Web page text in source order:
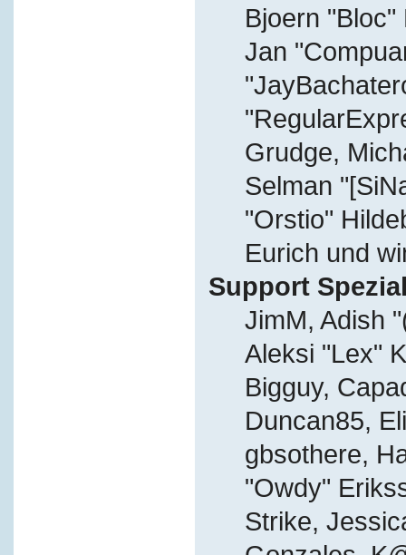
Bjoern
Jan
Grudge,
Selman
"Orstio"
Eurich und
Support
JimM, Adish
Aleksi "Lex"
Bigguy,
Duncan85,
gbsothere,
"Owdy"
Strike,